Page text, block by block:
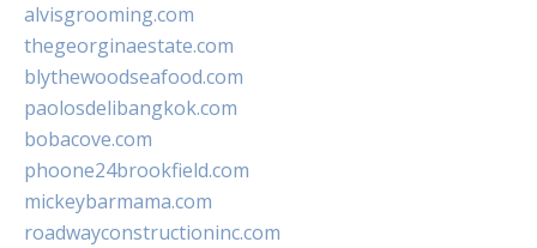
alvisgrooming.com
thegeorginaestate.com
blythewoodseafood.com
paolosdelibangkok.com
bobacove.com
phoone24brookfield.com
mickeybarmama.com
roadwayconstructioninc.com